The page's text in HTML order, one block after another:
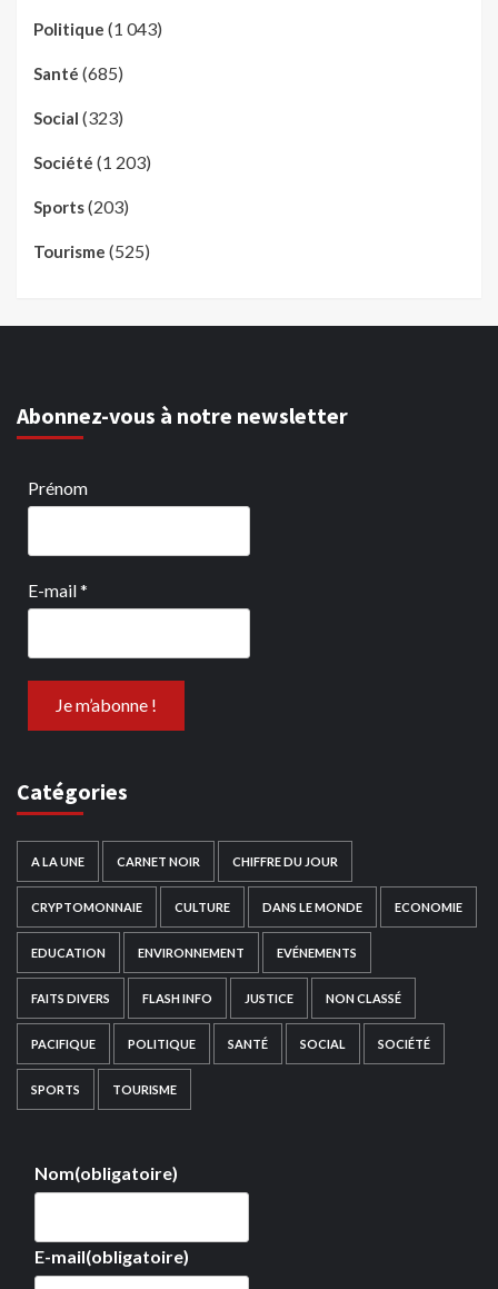
Politique (1 043)
Santé (685)
Social (323)
Société (1 203)
Sports(203)
Tourisme (525)
Abonnez-vous à notre newsletter
Prénom
E-mail*
Catégories
A LA UNE CARNET NOIR CHIFFRE DU JOUR
CRYPTOMONNAIE CULTURE DANS LE MONDE ECONOMIE
EDUCATION ENVIRONNEMENT EVÉNEMENTS
FAITS DIVERS FLASH INFO JUSTICE NON CLASSÉ
PACIFIQUE POLITIQUE SANTÉ SOCIAL SOCIÉTÉ
SPORTS TOURISME
Nom(obligatoire)
E-mail(obligatoire)